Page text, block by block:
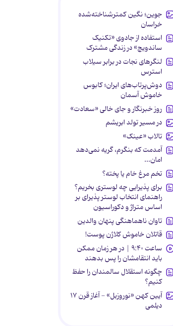
جوین؛ نگین کمترشناخته‌شده
خراسان
استفاده از جادوی «تکنیک
ساندویچ» در زندگی مشترک
لنگرهای نجات در برابر سیلاب
استرس
دوش‌پرتاب‌های ایران؛ کابوس
خاموش آسمان
روز خبرنگار و جای خالی «سعادت»
در مسیر تولد ابریشم
تالاب «عینک»
آمدمت که بنگرم، گریه نمی‌دهد
امان...
تخم مرغ خام یا پخته؟
برای پذیرایی چه لوستری بخریم؟
راهنمای انتخاب لوستر پذیرای بر
اساس متراژ و دکوراسیون
تاوان ناهماهنگی پنهان والدین
قاتلان خاموش کلاژن پوست!
ساعت ۹:۴۰ | در هر زمان ممکن
باید انتقامشان را پس بدهند
چگونه استقلال سالمندان را حفظ
کنیم؟
آیین کهن «نوروزبل» - آغاز قرن ۱۷
دیلمی